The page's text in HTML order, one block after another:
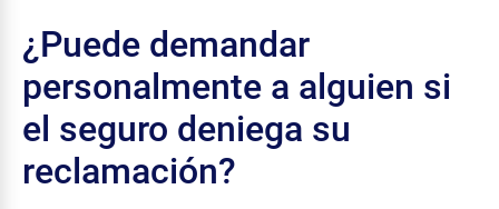
¿Puede demandar
personalmente a alguien si
el seguro deniega su
reclamación?